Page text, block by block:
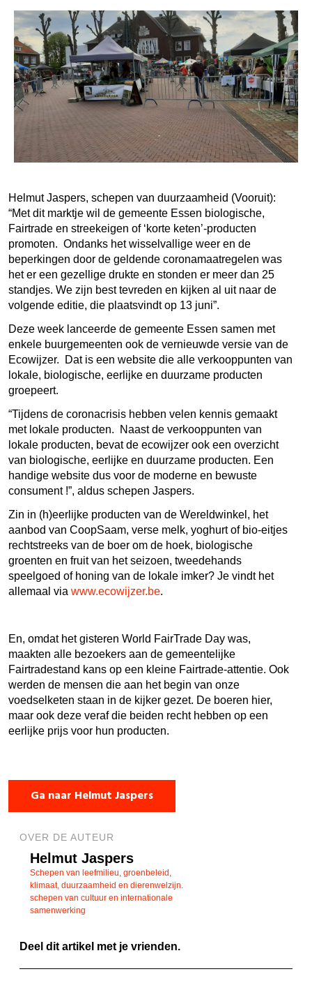
Helmut Jaspers, schepen van duurzaamheid (Vooruit):
“Met dit marktje wil de gemeente Essen biologische,
Fairtrade en streekeigen of ‘korte keten’-producten
promoten. Ondanks het wisselvallige weer en de
beperkingen door de geldende coronamaatregelen was
het er een gezellige drukte en stonden er meer dan 25
standjes. We zijn best tevreden en kijken al uit naar de
volgende editie, die plaatsvindt op 13 juni”.
Deze week lanceerde de gemeente Essen samen met
enkele buurgemeenten ook de vernieuwde versie van de
Ecowijzer. Dat is een website die alle verkooppunten van
lokale, biologische, eerlijke en duurzame producten
groepeert.
“Tijdens de coronacrisis hebben velen kennis gemaakt
met lokale producten. Naast de verkooppunten van
lokale producten, bevat de ecowijzer ook een overzicht
van biologische, eerlijke en duurzame producten. Een
handige website dus voor de moderne en bewuste
consument !”, aldus schepen Jaspers.
Zin in (h)eerlijke producten van de Wereldwinkel, het
aanbod van CoopSaam, verse melk, yoghurt of bio-eitjes
rechtstreeks van de boer om de hoek, biologische
groenten en fruit van het seizoen, tweedehands
speelgoed of honing van de lokale imker? Je vindt het
allemaal via www.ecowijzer.be.
En, omdat het gisteren World FairTrade Day was,
maakten alle bezoekers aan de gemeentelijke
Fairtradestand kans op een kleine Fairtrade-attentie. Ook
werden de mensen die aan het begin van onze
voedselketen staan in de kijker gezet. De boeren hier,
maar ook deze veraf die beiden recht hebben op een
eerlijke prijs voor hun producten.
Ga naar Helmut Jaspers
OVER DE AUTEUR
Helmut Jaspers
Schepen van leefmilieu, groenbeleid,
klimaat, duurzaamheid en dierenwelzijn.
schepen van cultuur en internationale
samenwerking
Deel dit artikel met je vrienden.